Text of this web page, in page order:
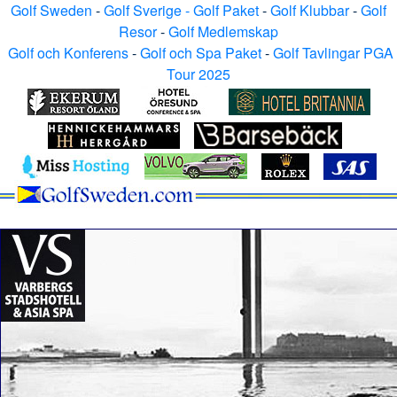
Golf Sweden -Golf Sverige - Golf Paket-Golf Klubbar-Golf
Resor-Golf Medlemskap
Golf och Konferens-Golf och Spa Paket-Golf Tavlingar PGA
Tour 2025